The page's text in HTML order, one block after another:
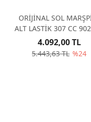
ORİJİNAL SOL
ALT LASTİK 307 CC
5.443,63 TL %24
4.092,00 TL